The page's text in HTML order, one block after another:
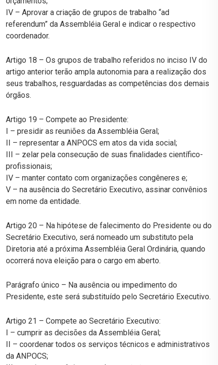
IV – Aprovar a criação de grupos de trabalho “ad
referendum” da Assembléia Geral e indicar o respectivo
coordenador.
Artigo 18 – Os grupos de trabalho referidos no inciso IV do
artigo anterior terão ampla autonomia para a realização dos
seus trabalhos, resguardadas as competências dos demais
órgãos.
Artigo 19 – Compete ao Presidente:
I – presidir as reuniões da Assembléia Geral;
II – representar a ANPOCS em atos da vida social;
III – zelar pela consecução de suas finalidades científico-
profissionais;
IV – manter contato com organizações congêneres e;
V – na ausência do Secretário Executivo, assinar convênios
em nome da entidade.
Artigo 20 – Na hipótese de falecimento do Presidente ou do
Secretário Executivo, será nomeado um substituto pela
Diretoria até a próxima Assembléia Geral Ordinária, quando
ocorrerá nova eleição para o cargo em aberto.
Parágrafo único – Na ausência ou impedimento do
Presidente, este será substituído pelo Secretário Executivo.
Artigo 21 – Compete ao Secretário Executivo:
I – cumprir as decisões da Assembléia Geral;
II – coordenar todos os serviços técnicos e administrativos
da ANPOCS;